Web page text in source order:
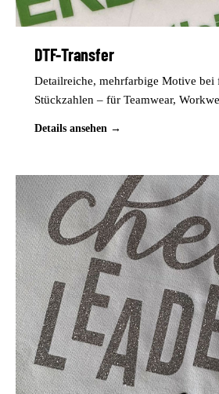
DTF-Transfer
Detailreiche, mehrfarbige Motive bei
Stückzahlen – für Teamwear,
Details ansehen →